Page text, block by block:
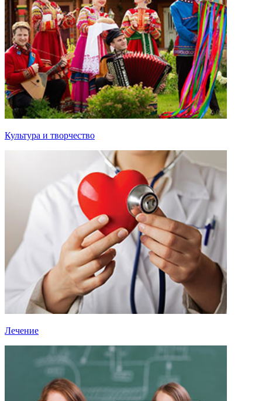
Культура и творчество
Лечение